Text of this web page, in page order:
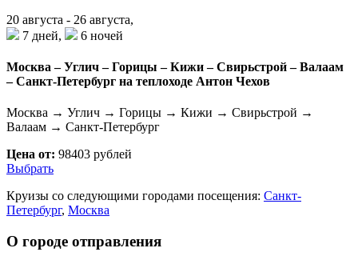
20 августа - 26 августа,
7 дней,
6 ночей
Москва – Углич – Горицы – Кижи – Свирьстрой – Валаам
– Санкт-Петербург на теплоходе Антон Чехов
Москва → Углич → Горицы → Кижи → Свирьстрой →
Валаам → Санкт-Петербург
Цена от: 98403 рублей
Выбрать
Круизы со следующими городами посещения: Санкт-
Петербург, Москва
О городе отправления